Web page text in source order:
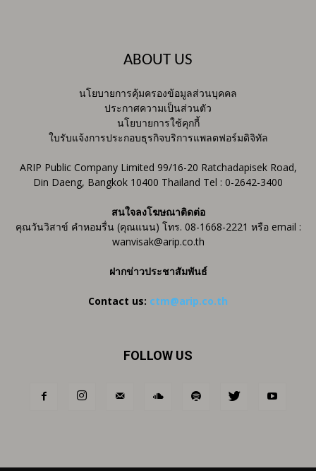
ABOUT US
นโยบายการคุ้มครองข้อมูลส่วนบุคคล
ประกาศความเป็นส่วนตัว
นโยบายการใช้คุกกี้
ใบรับแจ้งการประกอบธุรกิจบริการแพลตฟอร์มดิจิทัล
ARIP Public Company Limited 99/16-20 Ratchadapisek Road,
Din Daeng, Bangkok 10400 Thailand Tel : 0-2642-3400
สนใจลงโฆษณาติดต่อ
คุณวันวิสาข์ คำหอมรื่น (คุณแนน) โทร. 08-1668-2221 หรือ email :
wanvisak@arip.co.th
ฝากข่าวประชาสัมพันธ์
Contact us: ctm@arip.co.th
FOLLOW US